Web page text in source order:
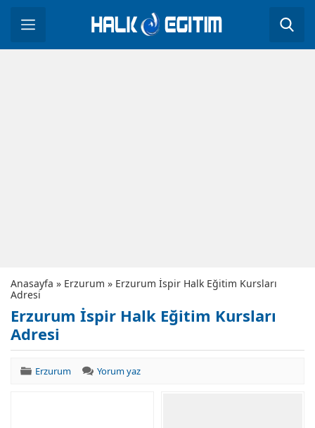
Anasayfa » Erzurum » Erzurum İspir Halk Eğitim Kursları
Adresi
Erzurum İspir Halk Eğitim Kursları
Adresi
Erzurum Yorum yaz